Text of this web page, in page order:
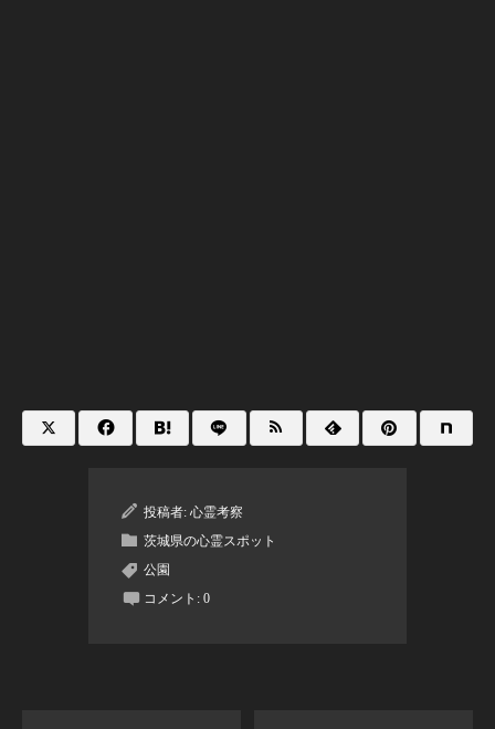
投稿者: 心霊考察
茨城県の心霊スポット
公園
コメント: 0